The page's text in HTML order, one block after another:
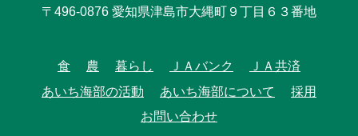
〒496-0876 愛知県津島市大縄町９丁目６３番地
食 農 暮らし ＪＡバンク
ＪＡ共済
あいち海部の活動
あいち海部について
採用
お問い合わせ